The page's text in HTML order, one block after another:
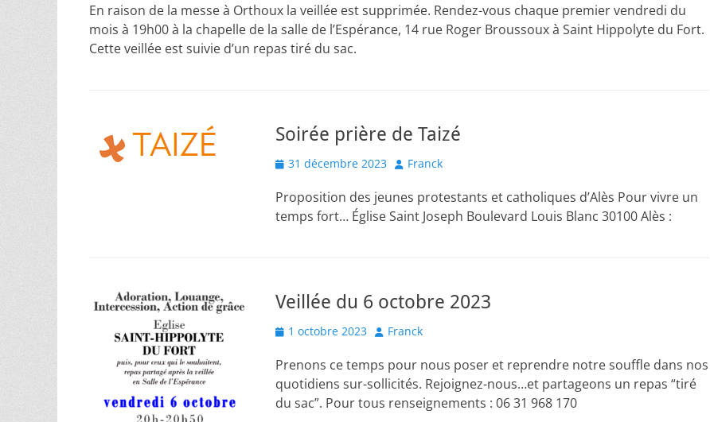
En raison de la messe à Orthoux la veillée est supprimée. Rendez-vous chaque premier vendredi du
mois à 19h00 à la chapelle de la salle de l’Espérance, 14 rue Roger Broussoux à Saint Hippolyte du Fort.
Cette veillée est suivie d’un repas tiré du sac.
Soirée prière de Taizé
Posted
31 décembre 2023 Author
Franck
Proposition des jeunes protestants et catholiques d’Alès Pour vivre un
temps fort… Église Saint Joseph Boulevard Louis Blanc 30100 Alès :
Veillée du 6 octobre 2023
Posted
1 octobre 2023 Author
Franck
Prenons ce temps pour nous poser et reprendre notre souffle dans nos
quotidiens sur-sollicités. Rejoignez-nous…et partageons un repas “tiré
du sac”. Pour tous renseignements : 06 31 968 170